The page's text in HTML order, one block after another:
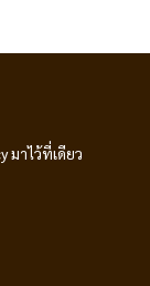
มาไว้ที่เดียว